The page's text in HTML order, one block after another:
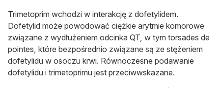
Trimetoprim wchodzi w interakcję z dofetylidem.
Dofetylid może powodować ciężkie arytmie komorowe
związane z wydłużeniem odcinka QT, w tym torsades de
pointes, które bezpośrednio związane są ze stężeniem
dofetylidu w osoczu krwi. Równoczesne podawanie
dofetylidu i trimetoprimu jest przeciwwskazane.